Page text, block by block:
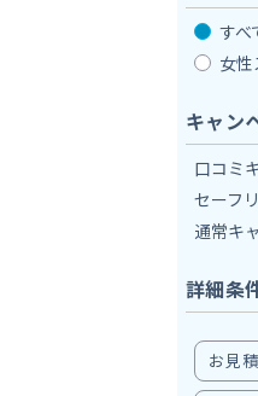
すべ
女
キャン
口コミ
セーフ
通常キ
詳細条
お見